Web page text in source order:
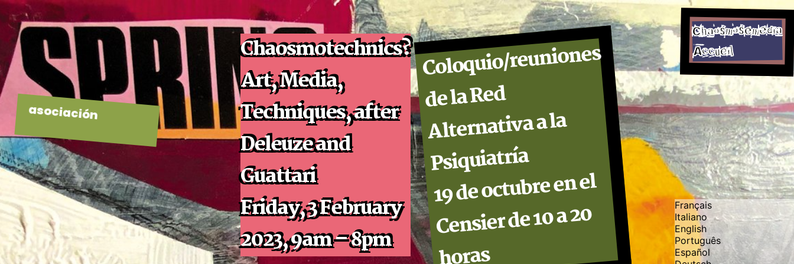
Chaosmosemedia
Accueil
asociación
Français
Italiano
English
Português
Español
Chaosmotechnics?
Art, Media,
Techniques, after
Deleuze and
Guattari
Friday, 3 February
2023, 9am – 8pm
Coloquio/reuniones
de la Red
Alternativa a la
Psiquiatría
19 de octubre en el
Censier de 10 a 20